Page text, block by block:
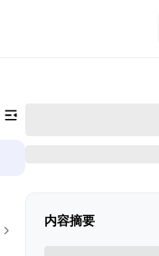
内容摘要